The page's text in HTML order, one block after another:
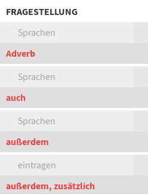
FRAGESTELLUNG
Sprachen
Adverb
Sprachen
auch
Sprachen
außerdem
eintragen
außerdem, zusätzlich